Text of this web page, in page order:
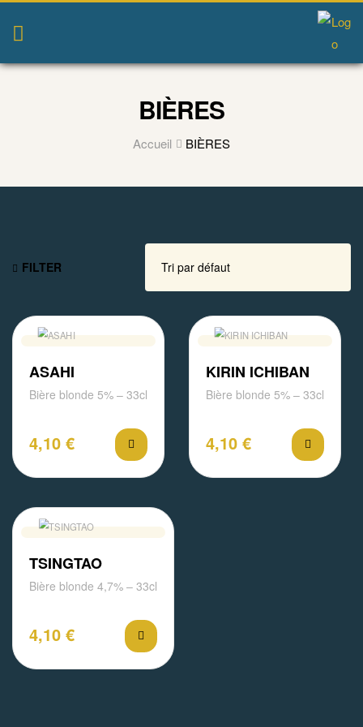
BIÈRES
Accueil BIÈRES
FILTER
ASAHI
Bière blonde 5% – 33cl
4,10 €
KIRIN ICHIBAN
Bière blonde 5% – 33cl
4,10 €
TSINGTAO
Bière blonde 4,7% – 33cl
4,10 €